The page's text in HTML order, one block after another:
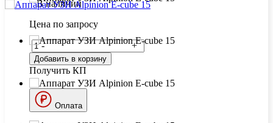
В наличии
Цена по запросу
- +
Добавить в корзину
Получить КП
Оплата